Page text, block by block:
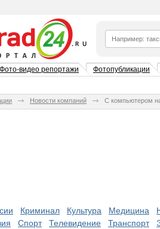
Фото-видео репортажи Фотопубликации
Новости компаний С компьютером
Криминал Культура Медицина
Спорт Телевидение Транспорт